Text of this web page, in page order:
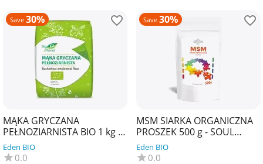
Save 30%
MĄKA GRYCZANA
PEŁNOZIARNISTA BIO 1 kg -
BIO PLANET
Eden BIO
0.0
Save 30%
MSM SIARKA ORGANICZNA
PROSZEK 500 g - SOUL
FARM
Eden BIO
0.0